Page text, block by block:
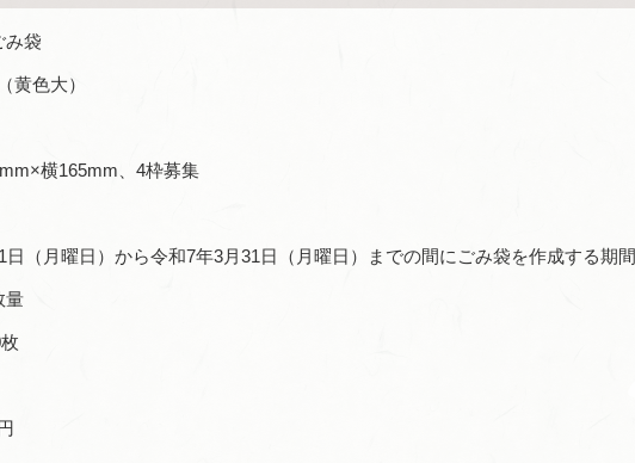
み袋
黄色大）
横165mm、4枠募集
日（月曜日）から令和7年3月31日（月曜日）までの間にごみ袋を作成する期間
量